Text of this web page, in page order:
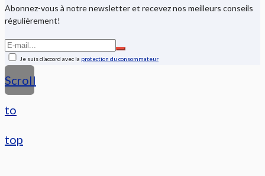
Abonnez-vous à notre newsletter et recevez nos meilleurs conseils
régulièrement!
Je suis d’accord avec la protection du consommateur
Scroll
to
top